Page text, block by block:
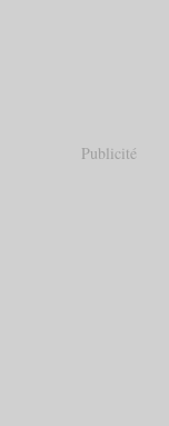
Publicité